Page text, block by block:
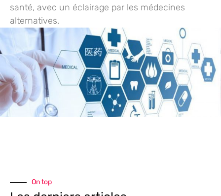
santé, avec un éclairage par les médecines
alternatives.
On top